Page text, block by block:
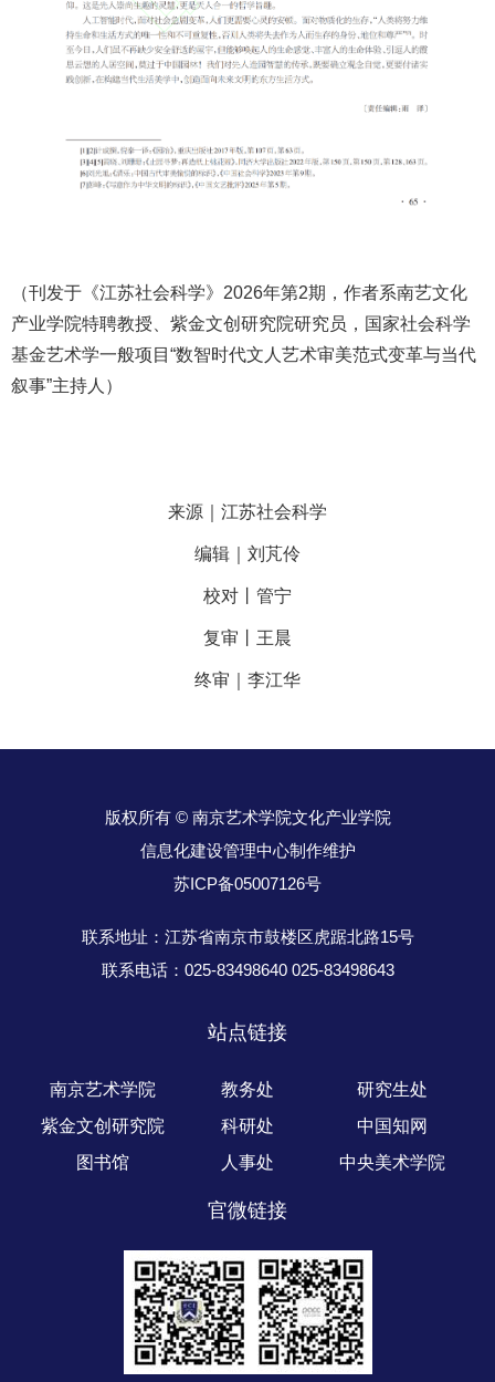
（刊发于《江苏社会科学》2026年第2期，作者系南艺文化
产业学院特聘教授、紫金文创研究院研究员，国家社会科学
基金艺术学一般项目“数智时代文人艺术审美范式变革与当代
叙事”主持人）
来源｜江苏社会科学
编辑｜刘芃伶
校对丨管宁
复审丨王晨
终审｜李江华
版权所有 © 南京艺术学院文化产业学院
信息化建设管理中心制作维护
苏ICP备05007126号
联系地址：江苏省南京市鼓楼区虎踞北路15号
联系电话：025-83498640 025-83498643
站点链接
南京艺术学院 教务处
研究生处
紫金文创研究院
科研处
中国知网
图书馆
人事处 中央美术学院
官微链接